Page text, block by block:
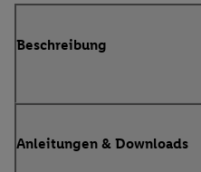
Beschreibung
Anleitungen & Downloads